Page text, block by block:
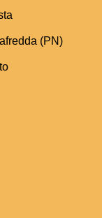
(PN)